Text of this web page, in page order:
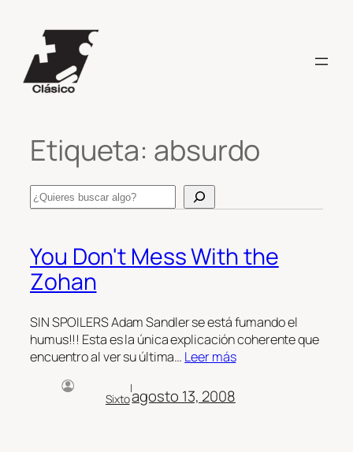
contenido
Etiqueta: absurdo
Search
You Don't Mess With the
Zohan
SIN SPOILERS Adam Sandler se está fumando el
humus!!! Esta es la única explicación coherente que
encuentro al ver su última… Leer más
Sixto
|agosto 13, 2008